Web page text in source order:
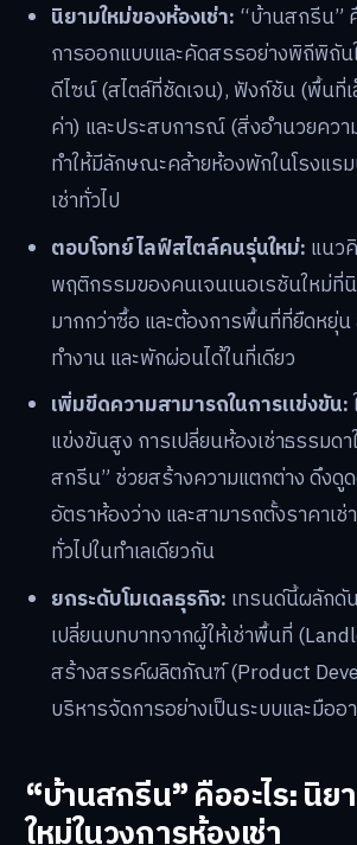
นิยามใหม่ของห้องเช่า: “บ้านสกรีน”
การออกแบบและคัดสรรอย่างพิถีพิถัน
ดีไซน์ (สไตล์ที่ชัดเจน), ฟังก์ชัน (พื้นที่
ค่า) และประสบการณ์ (สิ่งอำนวยคว
ทำให้มีลักษณะคล้ายห้องพักในโรงแร
เช่าทั่วไป
ตอบโจทย์ไลฟ์สไตล์คนรุ่นใหม่: แนว
พฤติกรรมของคนเจนเนอเรชันใหม่ที่
มากกว่าซื้อ และต้องการพื้นที่ที่ยืดหยุ่น
ทำงาน และพักผ่อนได้ในที่เดียว
เพิ่มขีดความสามารถในการแข่งขัน:
แข่งขันสูง การเปลี่ยนห้องเช่าธรรมด
สกรีน” ช่วยสร้างความแตกต่าง ดึงดูด
อัตราห้องว่าง และสามารถตั้งราคาเช่
ทั่วไปในทำเลเดียวกัน
ยกระดับโมเดลธุรกิจ: เทรนด์นี้ผลักดั
เปลี่ยนบทบาทจากผู้ให้เช่าพื้นที่
สร้างสรรค์ผลิตภัณฑ์ (Product
บริหารจัดการอย่างเป็นระบบและมือ
“บ้านสกรีน” คืออะไร: นิย
ใหม่ในวงการห้องเช่า